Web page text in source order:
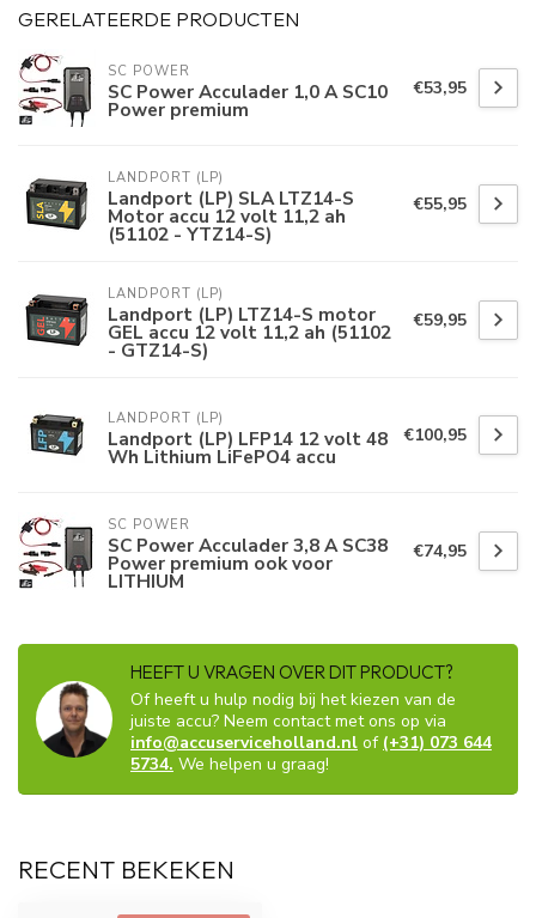
GERELATEERDE PRODUCTEN
SC POWER
SC Power Acculader 1,0 A SC10
Power premium
€53,95
LANDPORT (LP)
Landport (LP) SLA LTZ14-S
Motor accu 12 volt 11,2 ah
(51102 - YTZ14-S)
€55,95
LANDPORT (LP)
Landport (LP) LTZ14-S motor
GEL accu 12 volt 11,2 ah (51102
- GTZ14-S)
€59,95
LANDPORT (LP)
Landport (LP) LFP14 12 volt 48
Wh Lithium LiFePO4 accu
€100,95
SC POWER
SC Power Acculader 3,8 A SC38
Power premium ook voor
LITHIUM
€74,95
HEEFT U VRAGEN OVER DIT PRODUCT?
Of heeft u hulp nodig bij het kiezen van de
juiste accu? Neem contact met ons op via
info@accuserviceholland.nl of (+31) 073 644
5734. We helpen u graag!
RECENT BEKEKEN